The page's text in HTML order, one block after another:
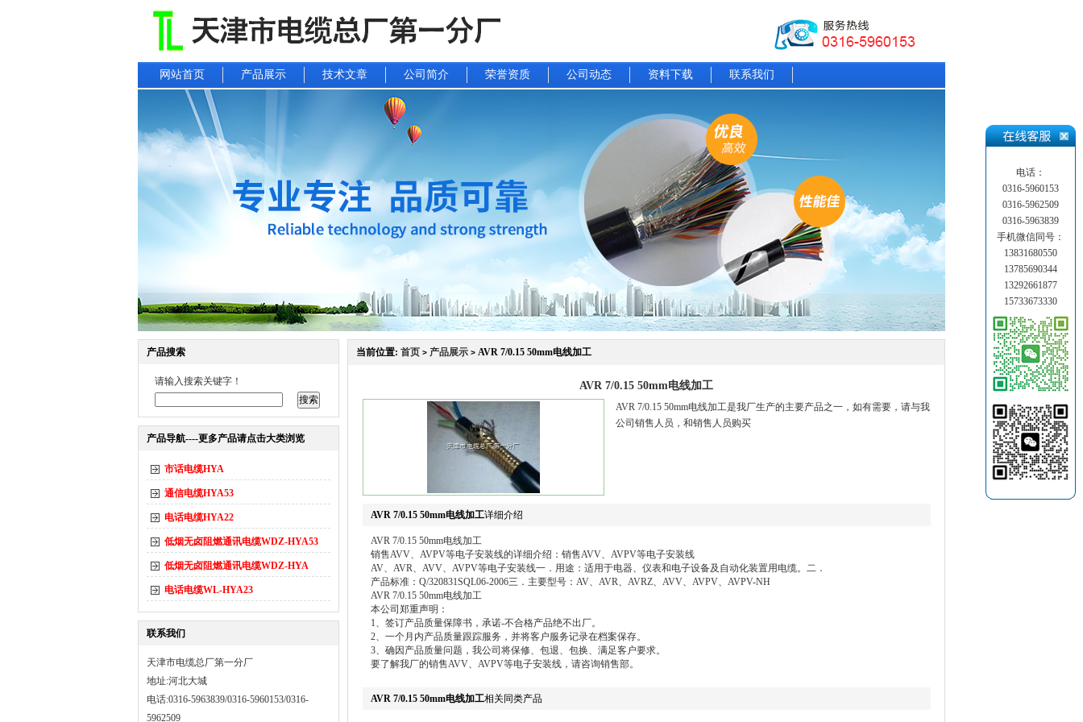
网站首页 产品展示 技术文章 公司简介 荣誉资质 公司动态 资料下载 联系我们
产品搜索
请输入搜索关键字！
产品导航----更多产品请点击大类浏览
市话电缆HYA
通信电缆HYA53
电话电缆HYA22
低烟无卤阻燃通讯电缆WDZ-HYA53
低烟无卤阻燃通讯电缆WDZ-HYA
电话电缆WL-HYA23
联系我们
天津市电缆总厂第一分厂
地址:河北大城
电话:0316-5963839/0316-5960153/0316-
5962509
当前位置: 首页 > 产品展示 > AVR 7/0.15 50mm电线加工
AVR 7/0.15 50mm电线加工
AVR 7/0.15 50mm电线加工是我厂生产的主要产品之一，如有需要，请与我
公司销售人员，和销售人员购买
AVR 7/0.15 50mm电线加工详细介绍
AVR 7/0.15 50mm电线加工
销售AVV、AVPV等电子安装线的详细介绍：销售AVV、AVPV等电子安装线
AV、AVR、AVV、AVPV等电子安装线一．用途：适用于电器、仪表和电子设备及自动化装置用电缆。二．
产品标准：Q/320831SQL06-2006三．主要型号：AV、AVR、AVRZ、AVV、AVPV、AVPV-NH
AVR 7/0.15 50mm电线加工
本公司郑重声明：
1、签订产品质量保障书，承诺-不合格产品绝不出厂。
2、一个月内产品质量跟踪服务，并将客户服务记录在档案保存。
3、确因产品质量问题，我公司将保修、包退、包换、满足客户要求。
要了解我厂的销售AVV、AVPV等电子安装线，请咨询销售部。
AVR 7/0.15 50mm电线加工相关同类产品
电话：
0316-5960153
0316-5962509
0316-5963839
手机微信同号：
13831680550
13785690344
13292661877
15733673330